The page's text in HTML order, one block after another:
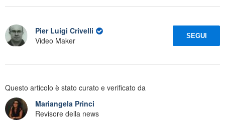
Pier Luigi Crivelli
Video Maker
SEGUI
Questo articolo è stato curato e verificato da
Mariangela Princi
Revisore della news